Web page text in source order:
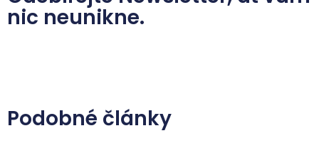
nic neunikne.
Podobné články